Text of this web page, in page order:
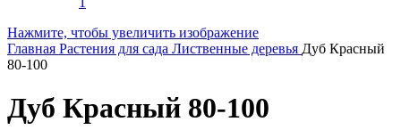
Нажмите, чтобы увеличить изображение
Главная Растения для сада Лиственные деревья Дуб Красный
80-100
Дуб Красный 80-100